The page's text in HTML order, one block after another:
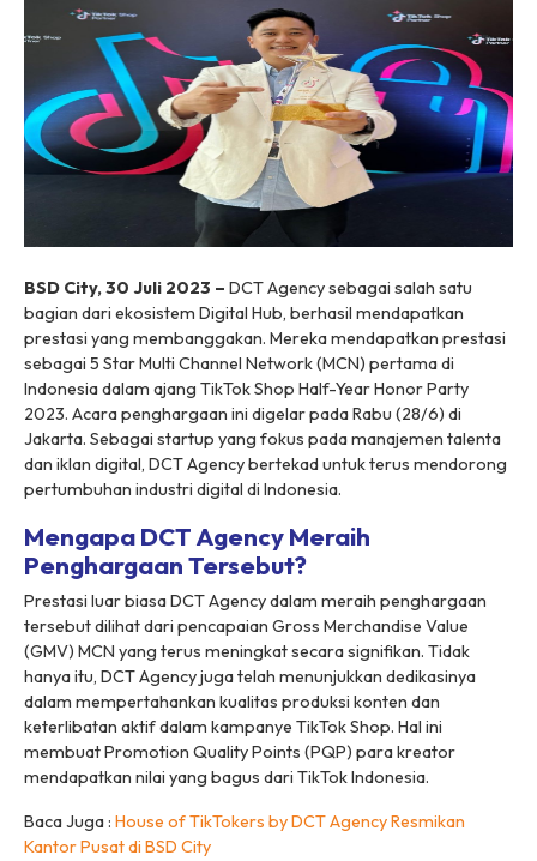
BSD City, 30 Juli 2023 – DCT Agency sebagai salah satu
bagian dari ekosistem Digital Hub, berhasil mendapatkan
prestasi yang membanggakan. Mereka mendapatkan prestasi
sebagai 5 Star Multi Channel Network (MCN) pertama di
Indonesia dalam ajang TikTok Shop Half-Year Honor Party
2023. Acara penghargaan ini digelar pada Rabu (28/6) di
Jakarta. Sebagai startup yang fokus pada manajemen talenta
dan iklan digital, DCT Agency bertekad untuk terus mendorong
pertumbuhan industri digital di Indonesia.
Mengapa DCT Agency Meraih
Penghargaan Tersebut?
Prestasi luar biasa DCT Agency dalam meraih penghargaan
tersebut dilihat dari pencapaian Gross Merchandise Value
(GMV) MCN yang terus meningkat secara signifikan. Tidak
hanya itu, DCT Agency juga telah menunjukkan dedikasinya
dalam mempertahankan kualitas produksi konten dan
keterlibatan aktif dalam kampanye TikTok Shop. Hal ini
membuat Promotion Quality Points (PQP) para kreator
mendapatkan nilai yang bagus dari TikTok Indonesia.
Baca Juga : House of TikTokers by DCT Agency Resmikan
Kantor Pusat di BSD City